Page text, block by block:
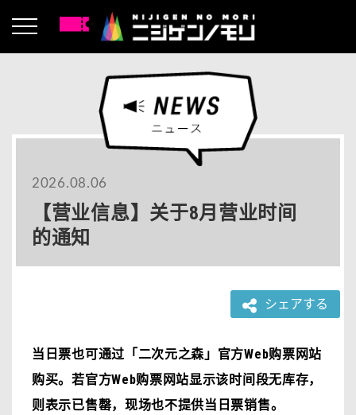
2026.08.06
【营业信息】关于8月营业时间
的通知
シェアする
当日票也可通过「二次元之森」官方Web购票网站
购买。若官方Web购票网站显示该时间段无库存，
则表示已售罄，现场也不提供当日票销售。